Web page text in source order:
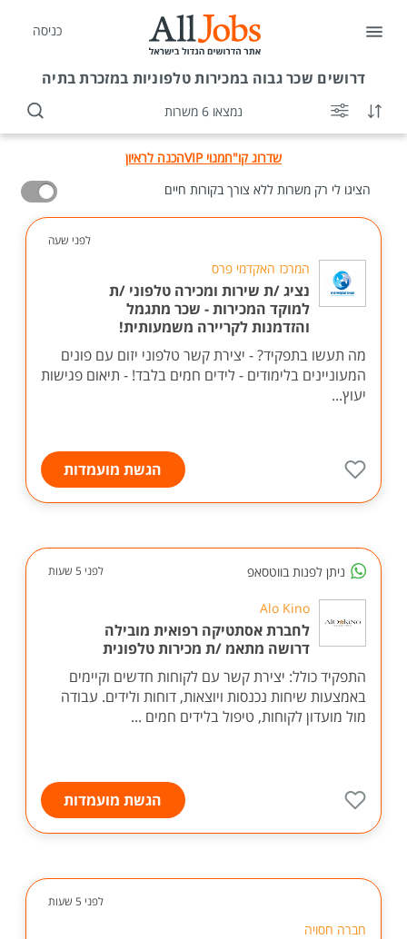
כניסה
דרושים שכר גבוה במכירות טלפוניות במזכרת בתיה
נמצאו 6 משרות
שדרוג קו"חמנוי VIP
הכנה לראיון
הציגו לי רק משרות ללא צורך בקורות חיים
לפני שעה
המרכז האקדמי פרס
נציג /ת שירות ומכירה טלפוני /ת
למוקד המכירות - שכר מתגמל
והזדמנות לקריירה משמעותית!
מה תעשו בתפקיד? - יצירת קשר טלפוני יזום עם פונים
המעוניינים בלימודים - לידים חמים בלבד! - תיאום פגישות
יעוץ...
הגשת מועמדות
ניתן לפנות בווטסאפ לפני 5 שעות
Alo Kino
לחברת אסתטיקה רפואית מובילה
דרושה מתאמ /ת מכירות טלפונית
התפקיד כולל: יצירת קשר עם לקוחות חדשים וקיימים
באמצעות שיחות נכנסות ויוצאות, דוחות ולידים. עבודה
מול מועדון לקוחות, טיפול בלידים חמים ...
הגשת מועמדות
לפני 5 שעות
חברה חסויה